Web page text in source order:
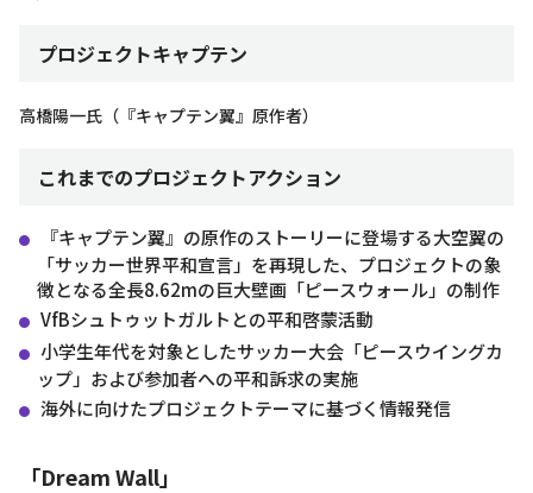
プロジェクトキャプテン
高橋陽一氏（『キャプテン翼』原作者）
これまでのプロジェクトアクション
『キャプテン翼』の原作のストーリーに登場する大空翼の
「サッカー世界平和宣言」を再現した、プロジェクトの象
徴となる全長8.62mの巨大壁画「ピースウォール」の制作
VfBシュトゥットガルトとの平和啓蒙活動
小学生年代を対象としたサッカー大会「ピースウイングカ
ップ」および参加者への平和訴求の実施
海外に向けたプロジェクトテーマに基づく情報発信
「Dream Wall」